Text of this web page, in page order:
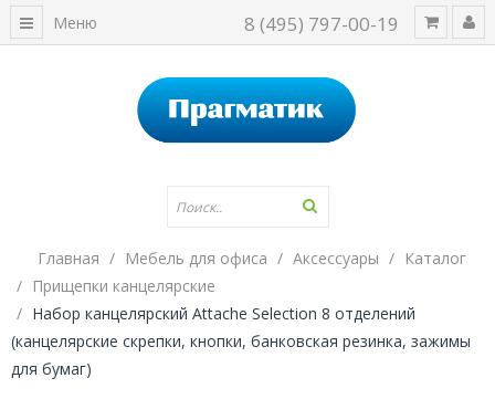
8 (495) 797-00-19
Меню
Главная Мебель для офиса Аксессуары
Каталог
Прищепки канцелярские
Набор канцелярский Attache Selection 8 отделений
(канцелярские скрепки, кнопки, банковская резинка, зажимы
для бумаг)